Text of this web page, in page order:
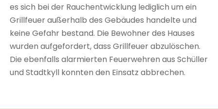
es sich bei der Rauchentwicklung lediglich um ein
Grillfeuer außerhalb des Gebäudes handelte und
keine Gefahr bestand. Die Bewohner des Hauses
wurden aufgefordert, dass Grillfeuer abzulöschen.
Die ebenfalls alarmierten Feuerwehren aus Schüller
und Stadtkyll konnten den Einsatz abbrechen.